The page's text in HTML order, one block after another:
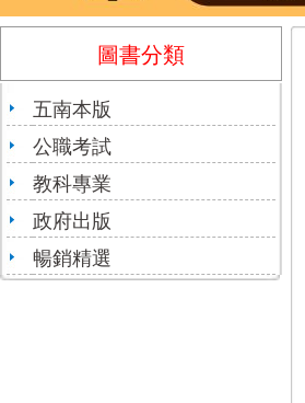
圖書分類
五南本版
公職考試
教科專業
政府出版
暢銷精選